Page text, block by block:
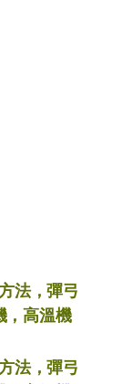
法，彈弓
，高溫機
法，彈弓